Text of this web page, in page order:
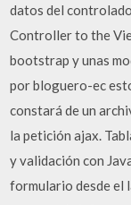
datos del
Controller to the
bootstrap y unas
por bloguero-ec
constará de un
la petición ajax.
y validación con
formulario desde el